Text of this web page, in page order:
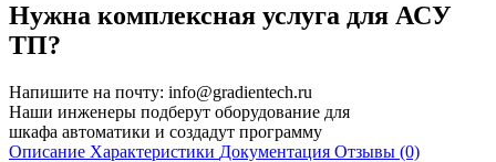
Нужна комплексная услуга для АСУ
ТП?
Напишите на почту: info@gradientech.ru
Наши инженеры подберут оборудование для
шкафа автоматики и создадут программу
Описание Характеристики Документация Отзывы (0)